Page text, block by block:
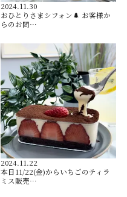
2024.11.30
おひとりさまシフォン🌲 お客様か
らのお問…
2024.11.22
本日11/22(金)からいちごのティラ
ミス販売…